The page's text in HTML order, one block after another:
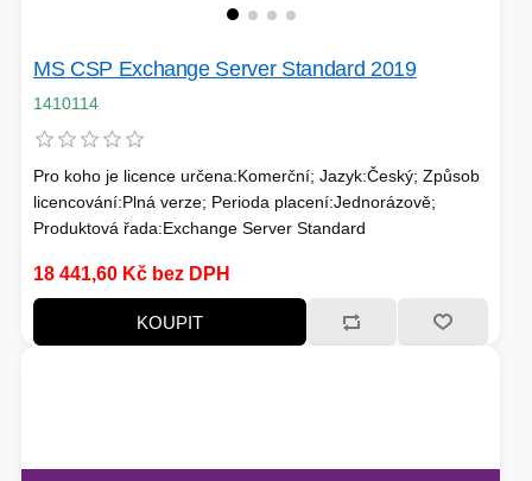
MS CSP Exchange Server Standard 2019
1410114
Pro koho je licence určena:Komerční; Jazyk:Český; Způsob
licencování:Plná verze; Perioda placení:Jednorázově;
Produktová řada:Exchange Server Standard
18 441,60 Kč bez DPH
KOUPIT